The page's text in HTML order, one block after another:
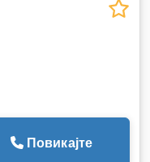
Повикајте